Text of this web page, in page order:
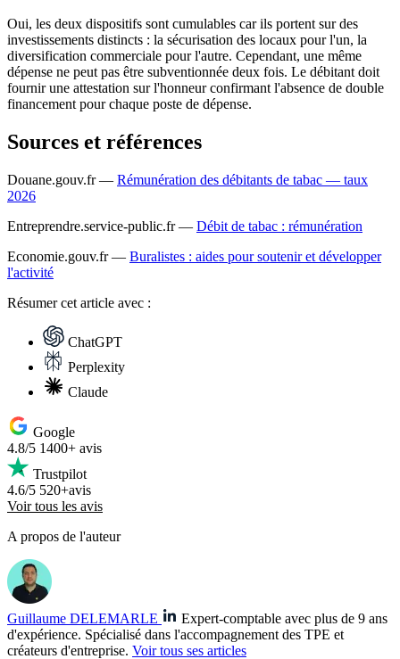
Oui, les deux dispositifs sont cumulables car ils portent sur des
investissements distincts : la sécurisation des locaux pour l'un, la
diversification commerciale pour l'autre. Cependant, une même
dépense ne peut pas être subventionnée deux fois. Le débitant doit
fournir une attestation sur l'honneur confirmant l'absence de double
financement pour chaque poste de dépense.
Sources et références
Douane.gouv.fr — Rémunération des débitants de tabac — taux
2026
Entreprendre.service-public.fr — Débit de tabac : rémunération
Economie.gouv.fr — Buralistes : aides pour soutenir et développer
l'activité
Résumercet article avec :
ChatGPT
Perplexity
Claude
Google
4.8/5 1400+ avis
Trustpilot
4.6/5 520+avis
Voir tous les avis
A propos de l'auteur
Guillaume DELEMARLE
Expert-comptable avec plus de 9 ans
d'expérience. Spécialisé dans l'accompagnement des TPE et
créateurs d'entreprise. Voir tous ses articles